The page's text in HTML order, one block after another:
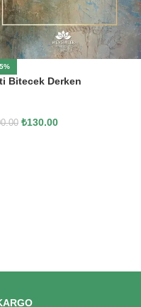
Bitecek Derken
₺130.00